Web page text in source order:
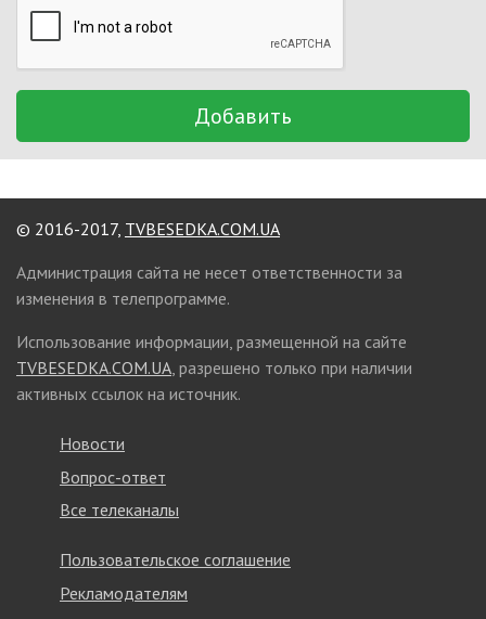
Добавить
© 2016-2017, TVBESEDKA.COM.UA
Администрация сайта не несет ответственности за
изменения в телепрограмме.
Использование информации, размещенной на сайте
TVBESEDKA.COM.UA , разрешено только при наличии
активных ссылок на источник.
Новости
Вопрос-ответ
Все телеканалы
Пользовательское соглашение
Рекламодателям